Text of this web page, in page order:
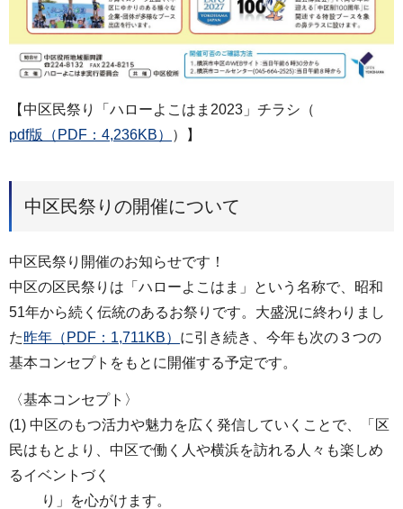
【中区民祭り「ハローよこはま2023」チラシ（
pdf版（PDF：4,236KB）
）】
中区民祭りの開催について
中区民祭り開催のお知らせです！
中区の区民祭りは「ハローよこはま」という名称で、昭和
51年から続く伝統のあるお祭りです。大盛況に終わりまし
た昨年（PDF：1,711KB） に引き続き、今年も次の３つの
基本コンセプトをもとに開催する予定です。
〈基本コンセプト〉
(1) 中区のもつ活力や魅力を広く発信していくことで、「区
民はもとより、中区で働く人や横浜を訪れる人々も楽しめ
るイベントづく
り」を心がけます。